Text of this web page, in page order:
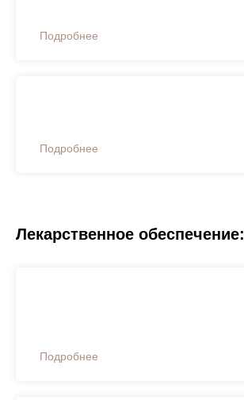
Подробнее
Подробнее
Лекарственное обеспечение:
Подробнее